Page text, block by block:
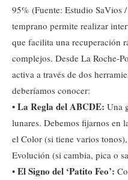
95% (Fuente: Estudio SaVios
temprano permite realizar
que facilita una recuperación
complejos. Desde La Roche-
activa a través de dos
deberíamos conocer:
• La Regla del ABCDE: Una
lunares. Debemos fijarnos en
el Color (si tiene varios
Evolución (si cambia, pica o
• El Signo del ‘Patito Feo’: